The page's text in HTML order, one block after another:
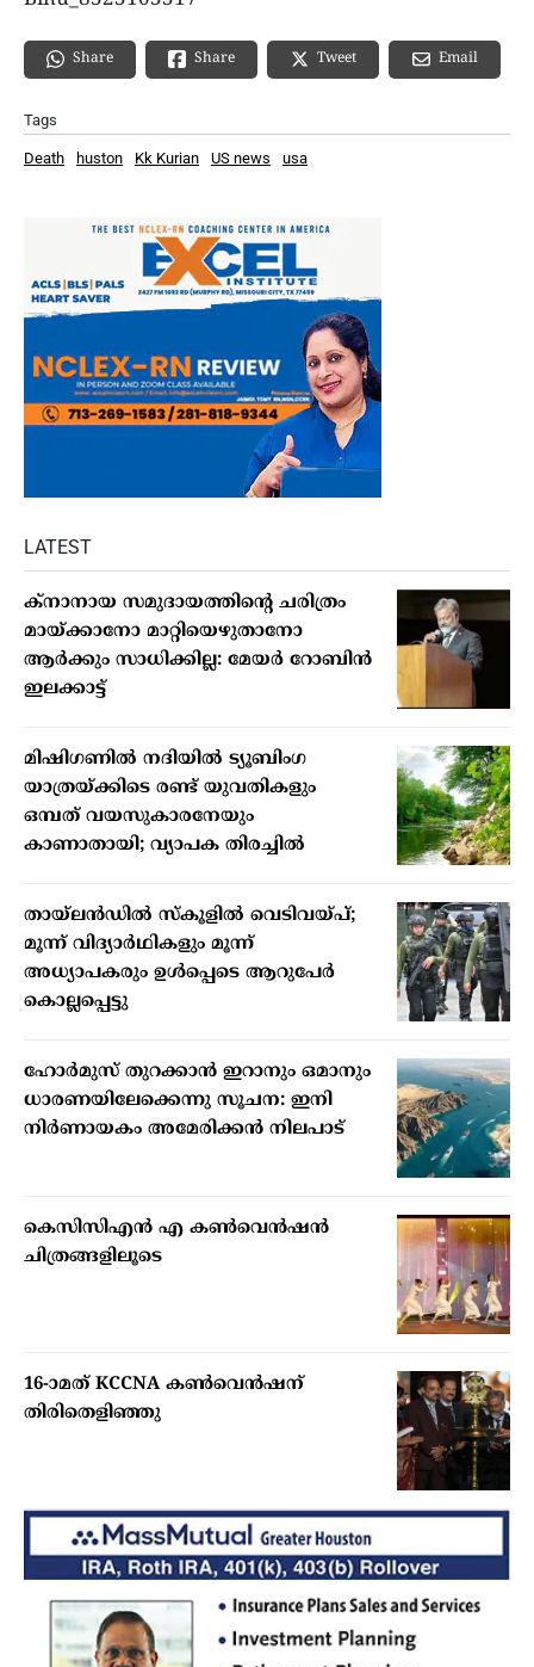
Share Share Tweet Email
Tags
Death huston Kk Kurian US news usa
LATEST
ക്നാനായ സമുദായത്തിന്റെ ചരിത്രം
മായ്ക്കാനോ മാറ്റിയെഴുതാനോ
ആർക്കും സാധിക്കില്ല: മേയർ റോബിൻ
ഇലക്കാട്ട്
മിഷിഗണില്‍ നദിയില്‍ ട്യൂബിംഗ
യാത്രയ്ക്കിടെ രണ്ട് യുവതികളും
ഒമ്പത് വയസുകാരനേയും
കാണാതായി; വ്യാപക തിരച്ചില്‍
തായ്ലന്‍ഡില്‍ സ്‌കൂളില്‍ വെടിവയ്പ്;
മൂന്ന് വിദ്യാര്‍ഥികളും മൂന്ന്
അധ്യാപകരും ഉള്‍പ്പെടെ ആറുപേര്‍
കൊല്ലപ്പെട്ടു
ഹോര്‍മുസ് തുറക്കാന്‍ ഇറാനും ഒമാനും
ധാരണയിലേക്കെന്നു സൂചന: ഇനി
നിര്‍ണായകം അമേരിക്കന്‍ നിലപാട്
കെസിസിഎൻ എ കൺവെൻഷൻ
ചിത്രങ്ങളിലൂടെ
16-ാമത് KCCNA കൺവെൻഷന്
തിരിതെളിഞ്ഞു